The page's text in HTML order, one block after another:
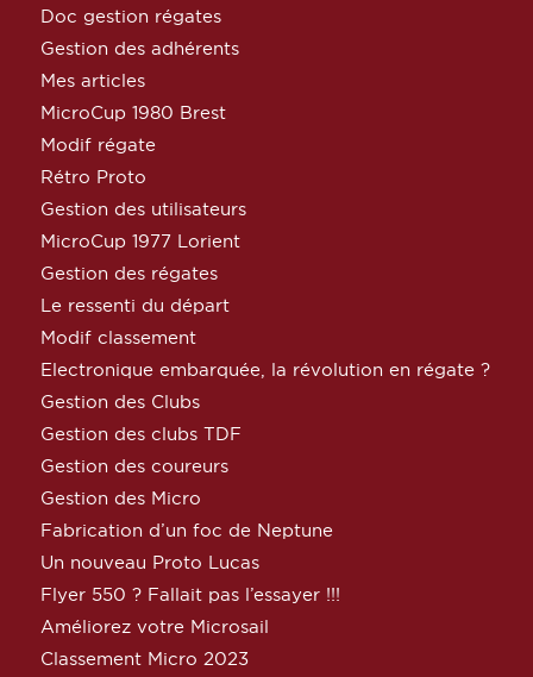
Doc gestion régates
Gestion des adhérents
Mes articles
MicroCup 1980 Brest
Modif régate
Rétro Proto
Gestion des utilisateurs
MicroCup 1977 Lorient
Gestion des régates
Le ressenti du départ
Modif classement
Electronique embarquée, la révolution en régate ?
Gestion des Clubs
Gestion des clubs TDF
Gestion des coureurs
Gestion des Micro
Fabrication d’un foc de Neptune
Un nouveau Proto Lucas
Flyer 550 ? Fallait pas l’essayer !!!
Améliorez votre Microsail
Classement Micro 2023